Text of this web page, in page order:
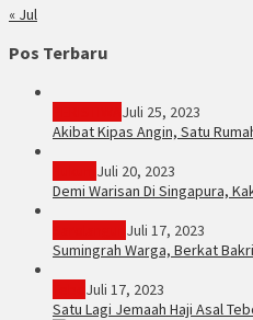
« Jul
Pos Terbaru
Juli 25, 2023
Akibat Kipas Angin, Satu
Juli 20, 2023
Demi Warisan Di Singapura,
Juli 17, 2023
Sumingrah Warga, Berkat
Juli 17, 2023
Satu Lagi Jemaah Haji Asal